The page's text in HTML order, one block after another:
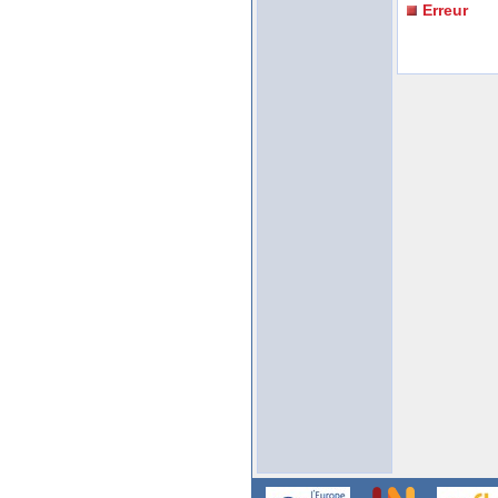
Erreur